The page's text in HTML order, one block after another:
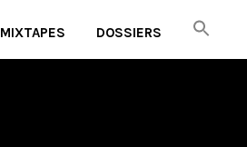
MIXTAPES DOSSIERS